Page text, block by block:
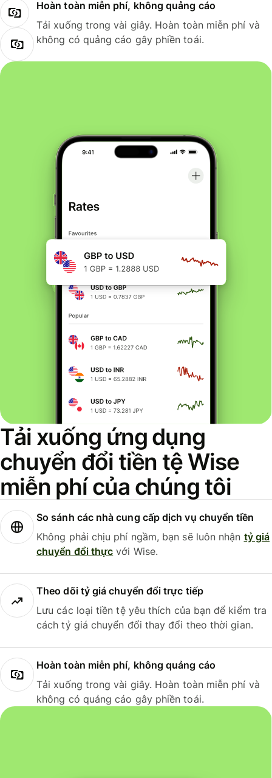
Hoàn toàn miễn phí, không quảng cáo
Tải xuống trong vài giây. Hoàn toàn miễn phí và
không có quảng cáo gây phiền toái.
Tải xuống ứng dụng
chuyển đổi tiền tệ Wise
miễn phí của chúng tôi
So sánh các nhà cung cấp dịch vụ chuyển tiền
Không phải chịu phí ngầm, bạn sẽ luôn nhận tỷ giá
chuyển đổi thực với Wise.
Theo dõi tỷ giá chuyển đổi trực tiếp
Lưu các loại tiền tệ yêu thích của bạn để kiểm tra
cách tỷ giá chuyển đổi thay đổi theo thời gian.
Hoàn toàn miễn phí, không quảng cáo
Tải xuống trong vài giây. Hoàn toàn miễn phí và
không có quảng cáo gây phiền toái.